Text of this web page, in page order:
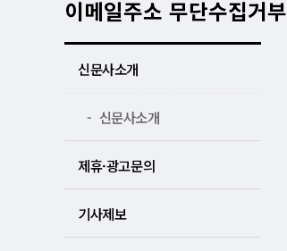
이메일주소 무단수집거부
신문사소개
- 신문사소개
제휴·광고문의
기사제보